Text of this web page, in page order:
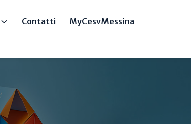
Contatti MyCesvMessina